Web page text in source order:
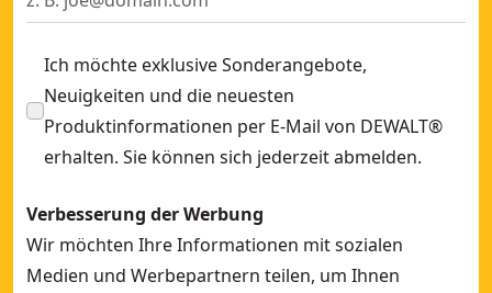
EXTREME DEWALT® 2™ HSS-G Metallbohrer DIN 338 -
Ich möchte exklusive Sonderangebote,
Neuigkeiten und die neuesten
Produktinformationen per E-Mail von DEWALT®
erhalten. Sie können sich jederzeit abmelden.
Verbesserung der Werbung
Wir möchten Ihre Informationen mit sozialen
Medien und Werbepartnern teilen, um Ihnen